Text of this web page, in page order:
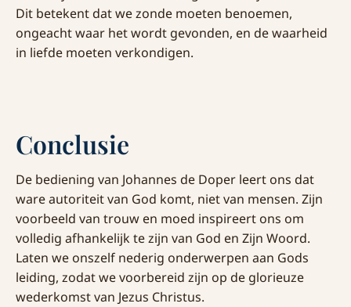
Dit betekent dat we zonde moeten benoemen,
ongeacht waar het wordt gevonden, en de waarheid
in liefde moeten verkondigen.
Conclusie
De bediening van Johannes de Doper leert ons dat
ware autoriteit van God komt, niet van mensen. Zijn
voorbeeld van trouw en moed inspireert ons om
volledig afhankelijk te zijn van God en Zijn Woord.
Laten we onszelf nederig onderwerpen aan Gods
leiding, zodat we voorbereid zijn op de glorieuze
wederkomst van Jezus Christus.